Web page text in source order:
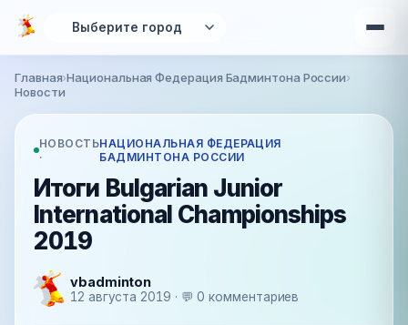
Перейти к основному содержанию
Вы здесь
Главная›Национальная Федерация Бадминтона России›
Новости
НОВОСТЬ
·
НАЦИОНАЛЬНАЯ ФЕДЕРАЦИЯ
БАДМИНТОНА РОССИИ
Итоги Bulgarian Junior
International Championships
2019
vbadminton
12 августа 2019 · 💬 0 комментариев